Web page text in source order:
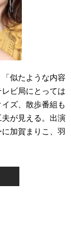
似たような内容
ビ局にとっては
ズ、散歩番組も
が見える。出演
加賀まりこ、羽